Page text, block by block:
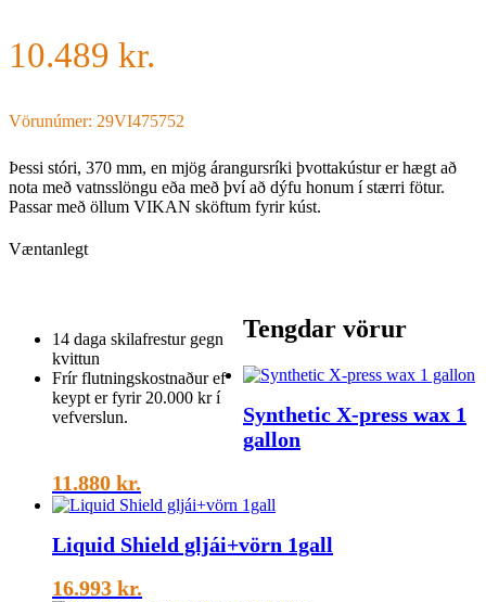
10.489 kr.
Vörunúmer: 29VI475752
Þessi stóri, 370 mm, en mjög árangursríki þvottakústur er hægt að
nota með vatnsslöngu eða með því að dýfu honum í stærri fötur.
Passar með öllum VIKAN sköftum fyrir kúst.
Væntanlegt
14 daga skilafrestur gegn
kvittun
Frír flutningskostnaður ef
keypt er fyrir 20.000 kr í
vefverslun.
Tengdar vörur
Synthetic X-press wax 1
gallon
11.880 kr.
Liquid Shield gljái+vörn 1gall
16.993 kr.